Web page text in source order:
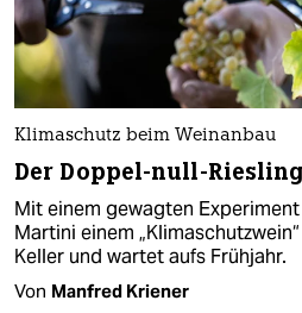
Klimaschutz beim Weinanbau
Der Doppel-null-Riesling
Mit einem gewagten
Martini einem
Keller und wartet aufs Frühjahr.
Von Manfred Kriener